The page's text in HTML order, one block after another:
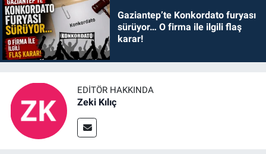
Gaziantep’te Konkordato furyası
sürüyor… O firma ile ilgili flaş
karar!
EDITÖR HAKKINDA
Zeki Kılıç